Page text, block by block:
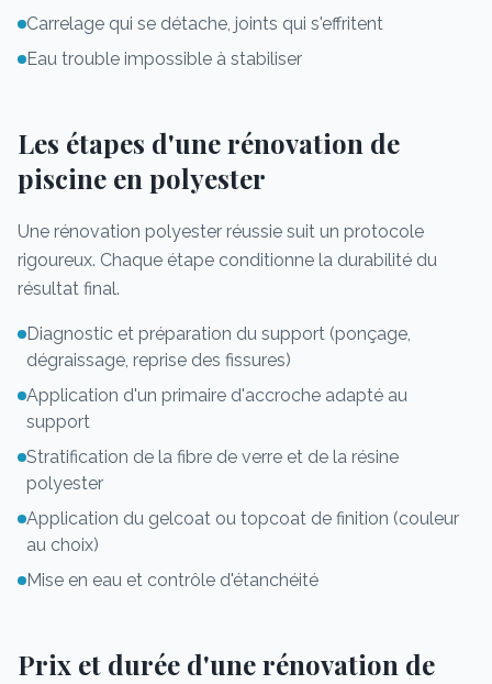
Carrelage qui se détache, joints qui s'effritent
Eau trouble impossible à stabiliser
Les étapes d'une rénovation de
piscine en polyester
Une rénovation polyester réussie suit un protocole
rigoureux. Chaque étape conditionne la durabilité du
résultat final.
Diagnostic et préparation du support (ponçage,
dégraissage, reprise des fissures)
Application d'un primaire d'accroche adapté au
support
Stratification de la fibre de verre et de la résine
polyester
Application du gelcoat ou topcoat de finition (couleur
au choix)
Mise en eau et contrôle d'étanchéité
Prix et durée d'une rénovation de